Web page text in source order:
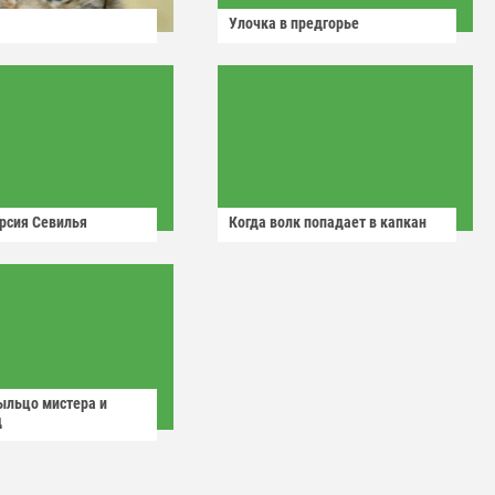
Улочка в предгорье
Севилья Когда волк попадает в капкан
мистера и